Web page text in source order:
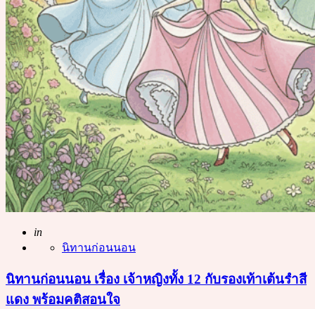
Posted
in
นิทานก่อนนอน
นิทานก่อนนอน เรื่อง เจ้าหญิงทั้ง 12 กับรองเท้าเต้นรำสี
แดง พร้อมคติสอนใจ